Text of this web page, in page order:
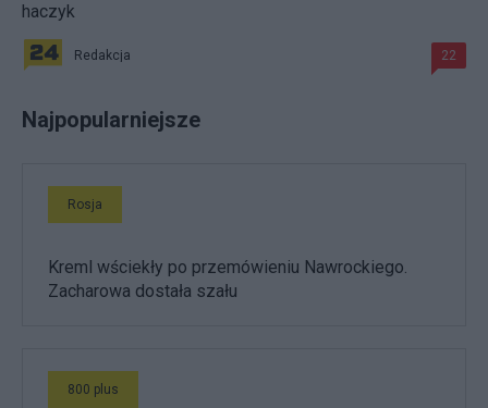
haczyk
Redakcja 22
Najpopularniejsze
Rosja
Kreml wściekły po przemówieniu Nawrockiego.
Zacharowa dostała szału
800 plus